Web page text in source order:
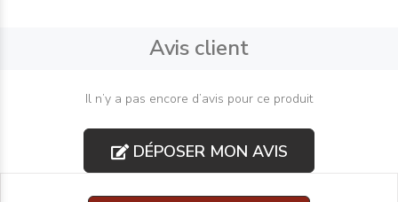
Avis client
Il n’y a pas encore d’avis pour ce produit
DÉPOSER MON AVIS